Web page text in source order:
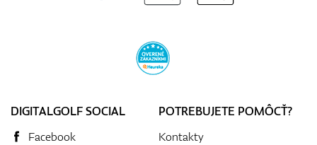
DIGITALGOLF SOCIAL
Facebook
POTREBUJETE POMÔCŤ?
Kontakty